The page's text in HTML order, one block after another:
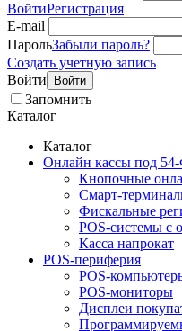
ВойтиРегистрация
E-mail
ПарольЗабыли пароль?
Создать учетную запись
Войти
Войти
Запомнить
Каталог
Каталог
Онлайн кассы под
Кнопочные
Смарт-
Фискальные
POS-системы с
Касса напрокат
POS-периферия
POS-
POS-мониторы
Дисплеи